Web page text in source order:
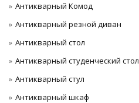
Антикварный Комод
Антикварный резной диван
Антикварный стол
Антикварный студенческий стол
Антикварный стул
Антикварный шкаф